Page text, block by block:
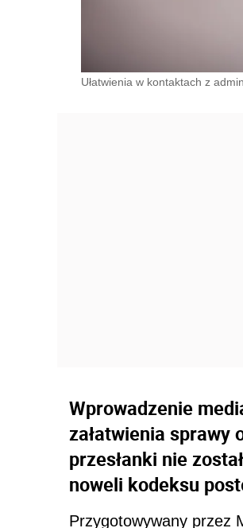
Ułatwienia w kontaktach z
Wprowadzenie
załatwienia sprawy
przesłanki nie
noweli kodeksu
Przygotowywany przez